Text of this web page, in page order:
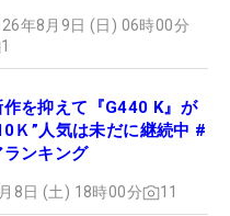
年8月9日 (日) 06時00分
1
を抑えて『G440 K』が
Ｋ”人気は未だに継続中 #
ンキング
8日 (土) 18時00分 11